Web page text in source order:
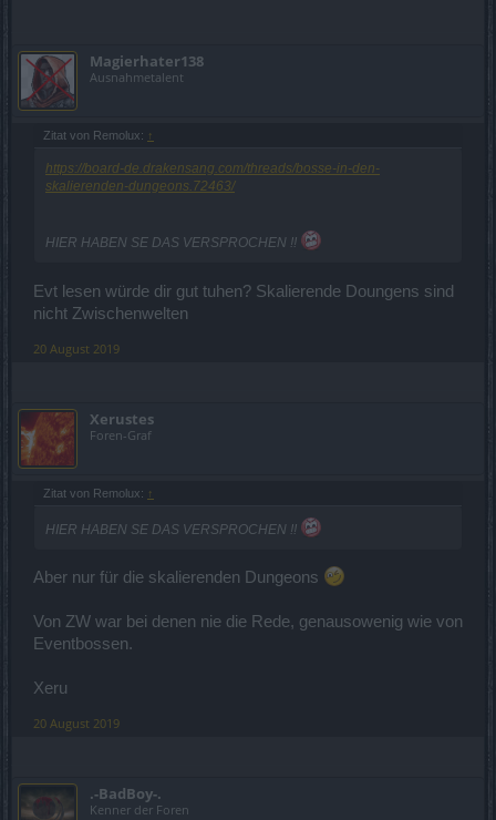
Magierhater138
Ausnahmetalent
Zitat von Remolux: ↑
https://board-de.drakensang.com/threads/bosse-in-den-
skalierenden-dungeons.72463/
HIER HABEN SE DAS VERSPROCHEN !!
Evt lesen würde dir gut tuhen? Skalierende Doungens sind
nicht Zwischenwelten
20 August 2019
Xerustes
Foren-Graf
Zitat von Remolux: ↑
HIER HABEN SE DAS VERSPROCHEN !!
Aber nur für die skalierenden Dungeons
Von ZW war bei denen nie die Rede, genausowenig wie von
Eventbossen.
Xeru
20 August 2019
.-BadBoy-.
Kenner der Foren